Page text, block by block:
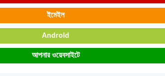
ইমেইল
Android
আপনার ওয়েবসাইটে